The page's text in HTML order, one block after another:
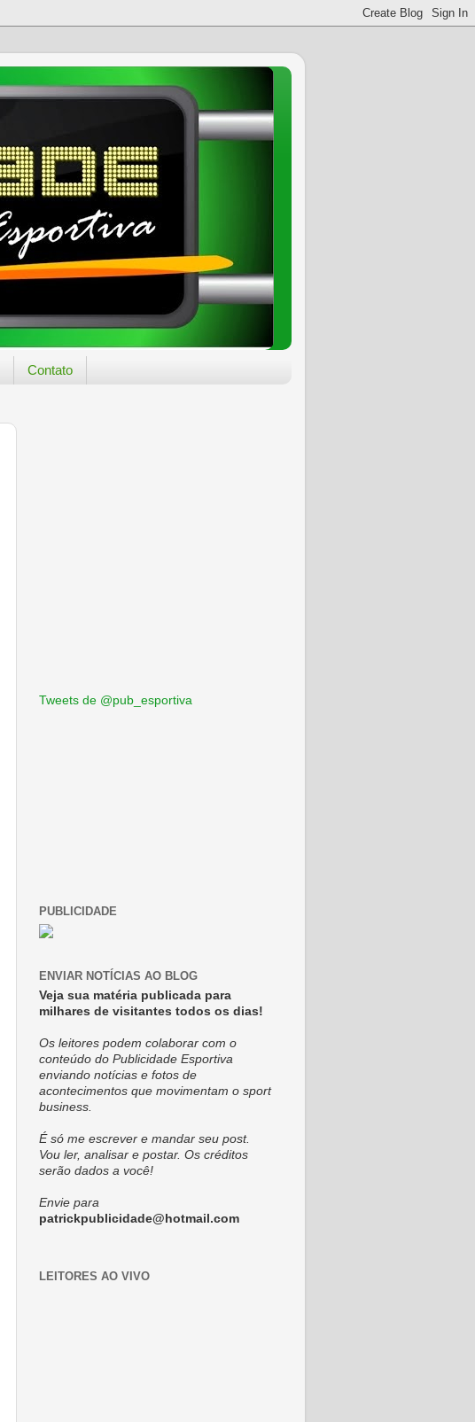
Contato
Tweets de @pub_esportiva
PUBLICIDADE
ENVIAR NOTÍCIAS AO BLOG
Veja sua matéria publicada para
milhares de visitantes todos os dias!
Os leitores podem colaborar com o
conteúdo do Publicidade Esportiva
enviando notícias e fotos de
acontecimentos que movimentam o sport
business.
É só me escrever e mandar seu post.
Vou ler, analisar e postar. Os créditos
serão dados a você!
Envie para
patrickpublicidade@hotmail.com
LEITORES AO VIVO